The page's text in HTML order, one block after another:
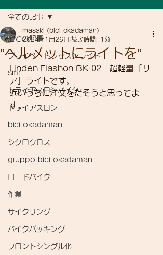
全ての記事
プライベートレッスンライド
smr
トライアスロンバイク
トライアスロン
bici-okadaman
シクロクロス
gruppo bici-okadaman
ロードバイク
作業
サイクリング
バイクパッキング
フロントシングル化
全ての記事
”ヘルメットにライトを”
masaki (bici-okadaman)
2024年1月26日 読了時間: 1分
Linden Flashon BK-02　超軽量「リ
ア」ライトです。
近いうちに注文をだそうと思ってま
す。